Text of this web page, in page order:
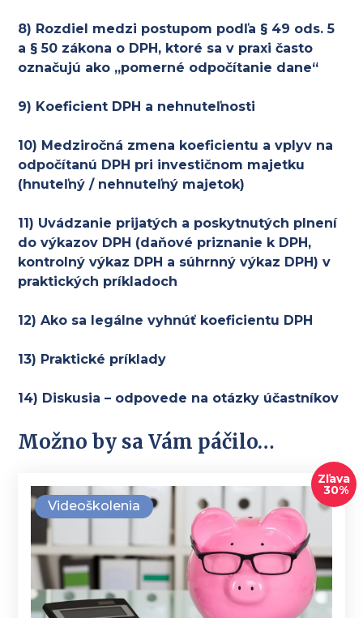
8) Rozdiel medzi postupom podľa § 49 ods. 5
a § 50 zákona o DPH, ktoré sa v praxi často
označujú ako „pomerné odpočítanie dane“
9) Koeficient DPH a nehnuteľnosti
10) Medziročná zmena koeficientu a vplyv na
odpočítanú DPH pri investičnom majetku
(hnuteľný / nehnuteľný majetok)
11) Uvádzanie prijatých a poskytnutých plnení
do výkazov DPH (daňové priznanie k DPH,
kontrolný výkaz DPH a súhrnný výkaz DPH) v
praktických príkladoch
12) Ako sa legálne vyhnúť koeficientu DPH
13) Praktické príklady
14) Diskusia – odpovede na otázky účastníkov
Možno by sa Vám páčilo…
Videoškolenia
Zľava
30%